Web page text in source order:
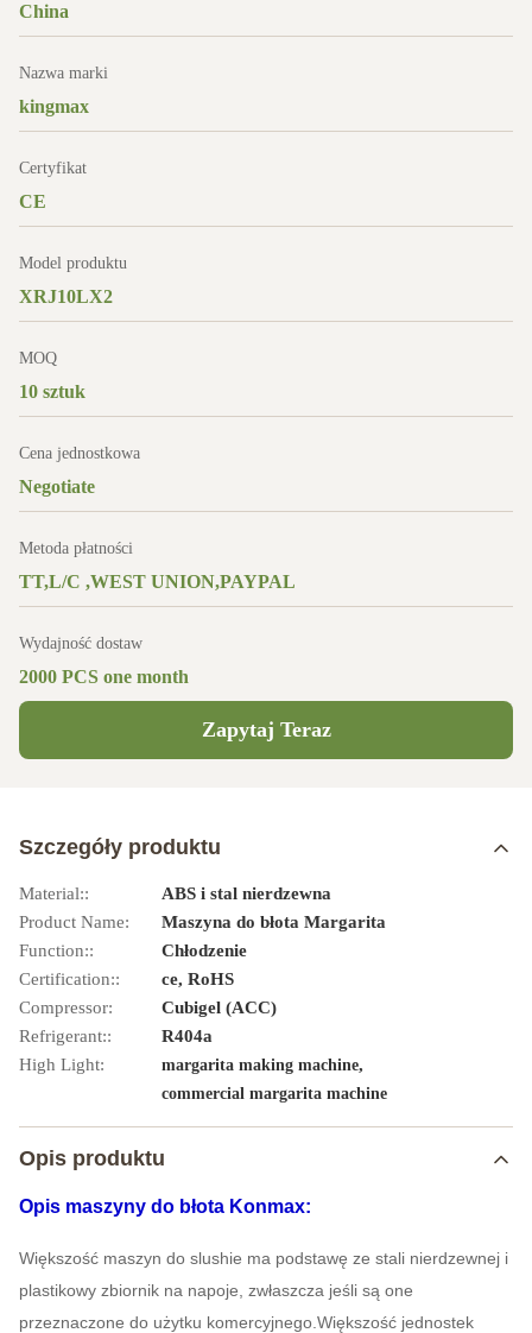
China
Nazwa marki
kingmax
Certyfikat
CE
Model produktu
XRJ10LX2
MOQ
10 sztuk
Cena jednostkowa
Negotiate
Metoda płatności
TT,L/C ,WEST UNION,PAYPAL
Wydajność dostaw
2000 PCS one month
Zapytaj Teraz
Szczegóły produktu
Material::
ABS i stal nierdzewna
Product Name:
Maszyna do błota Margarita
Function::
Chłodzenie
Certification::
ce, RoHS
Compressor:
Cubigel (ACC)
Refrigerant::
R404a
High Light:
margarita making machine,
commercial margarita machine
Opis produktu
Opis maszyny do błota Konmax:
Większość maszyn do slushie ma podstawę ze stali nierdzewnej i
plastikowy zbiornik na napoje, zwłaszcza jeśli są one
przeznaczone do użytku komercyjnego.Większość jednostek